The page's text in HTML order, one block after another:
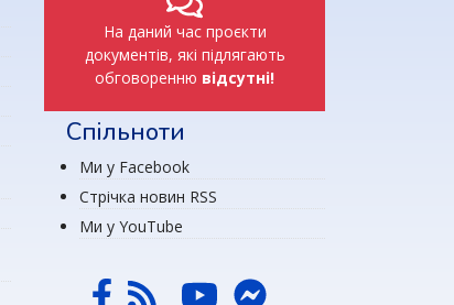
На даний час проєкти
документів, які підлягають
обговоренню відсутні!
Спільноти
Ми у Facebook
Стрічка новин RSS
Ми у YouTube